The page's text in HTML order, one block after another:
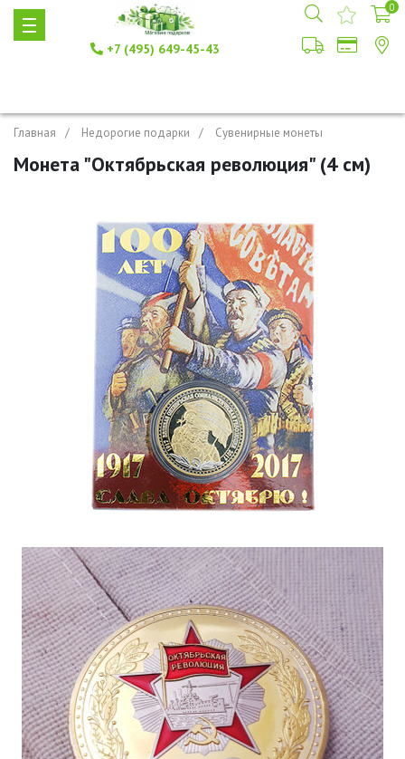
+7 (495) 649-45-43
0
Главная Недорогие подарки Сувенирные монеты
Монета "Октябрьская революция" (4 см)